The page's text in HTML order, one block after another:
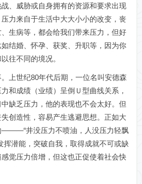
、威胁或自身拥有的资源和要求出现
力来自于生活中大大小小的改变，丧
生病等，都会给我们带来压力，但好
结婚、怀孕、获奖、升职等，因为你
往不同的境况。
上世纪80年代后期，一位名叫安德森
和成绩（业绩）呈倒Ｕ型曲线关系，
缺乏压力，他的表现也不会太好。但
创造性，容易产生逃避思想。正如大
―――“井没压力不喷油，人没压力轻飘
挥潜能，突破自我，取得成就不可或缺
觉压力倍增，但这也正促使着社会快